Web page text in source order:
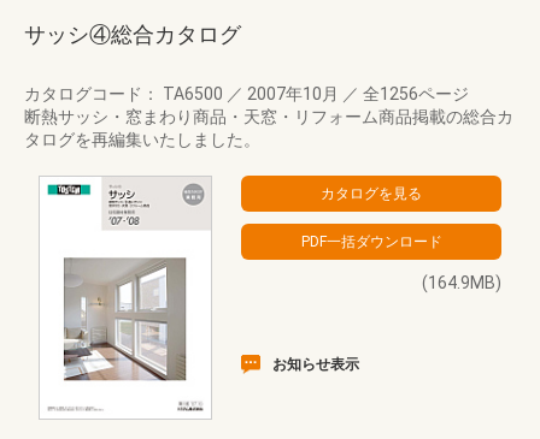
サッシ④総合カタログ
カタログコード： TA6500 ／ 2007年10月 ／ 全1256ページ
断熱サッシ・窓まわり商品・天窓・リフォーム商品掲載の総合カ
タログを再編集いたしました。
(164.9MB)
お知らせ表示